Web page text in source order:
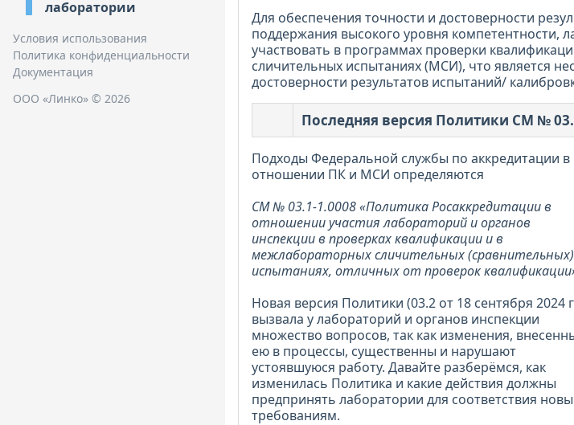
лаборатории
Условия использования
Политика конфиденциальности
Документация
ООО «Линко» © 2026
Для обеспечения точности и достоверности
поддержания высокого уровня компетентности,
участвовать в программах проверки
сличительных испытаниях (МСИ), что является
достоверности результатов испытаний/
Последняя версия Политики СМ №
Подходы Федеральной службы по аккредитации в
отношении ПК и МСИ определяются
СМ № 03.1-1.0008 «Политика Росаккредитации в
отношении участия лабораторий и органов
инспекции в проверках квалификации и в
межлабораторных сличительных (сравнительных)
испытаниях, отличных от проверок
Новая версия Политики (03.2 от 18 сентября 2024
вызвала у лабораторий и органов инспекции
множество вопросов, так как изменения,
ею в процессы, существенны и нарушают
устоявшуюся работу. Давайте разберёмся, как
изменилась Политика и какие действия должны
предпринять лаборатории для соответствия
требованиям.